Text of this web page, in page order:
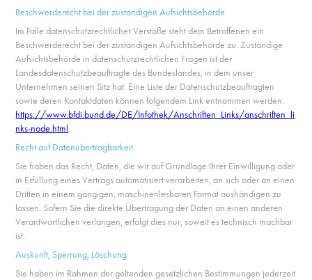
Beschwerderecht bei der zuständigen Aufsichtsbehörde
Im Falle datenschutzrechtlicher Verstöße steht dem Betroffenen ein
Beschwerderecht bei der zuständigen Aufsichtsbehörde zu. Zuständige
Aufsichtsbehörde in datenschutzrechtlichen Fragen ist der
Landesdatenschutzbeauftragte des Bundeslandes, in dem unser
Unternehmen seinen Sitz hat. Eine Liste der Datenschutzbeauftragten
sowie deren Kontaktdaten können folgendem Link entnommen werden:
https://www.bfdi.bund.de/DE/Infothek/Anschriften_Links/anschriften_li
nks-node.html.
Recht auf Datenübertragbarkeit
Sie haben das Recht, Daten, die wir auf Grundlage Ihrer Einwilligung oder
in Erfüllung eines Vertrags automatisiert verarbeiten, an sich oder an einen
Dritten in einem gängigen, maschinenlesbaren Format aushändigen zu
lassen. Sofern Sie die direkte Übertragung der Daten an einen anderen
Verantwortlichen verlangen, erfolgt dies nur, soweit es technisch machbar
ist.
Auskunft, Sperrung, Löschung
Sie haben im Rahmen der geltenden gesetzlichen Bestimmungen jederzeit